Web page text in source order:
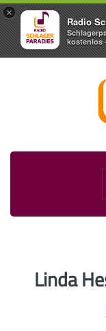
×
Radio
kostenlos
Linda